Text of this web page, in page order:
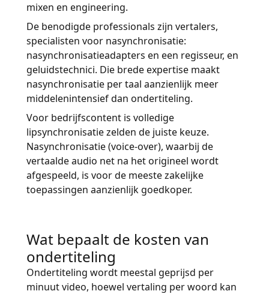
mixen en engineering.
De benodigde professionals zijn vertalers,
specialisten voor nasynchronisatie:
nasynchronisatieadapters en een regisseur, en
geluidstechnici. Die brede expertise maakt
nasynchronisatie per taal aanzienlijk meer
middelenintensief dan ondertiteling.
Voor bedrijfscontent is volledige
lipsynchronisatie zelden de juiste keuze.
Nasynchronisatie (voice-over), waarbij de
vertaalde audio net na het origineel wordt
afgespeeld, is voor de meeste zakelijke
toepassingen aanzienlijk goedkoper.
Wat bepaalt de kosten van
ondertiteling
Ondertiteling wordt meestal geprijsd per
minuut video, hoewel vertaling per woord kan